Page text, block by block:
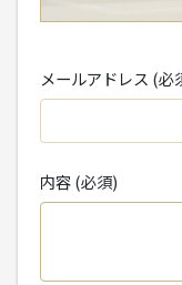
メールアドレス (必
内容 (必須)